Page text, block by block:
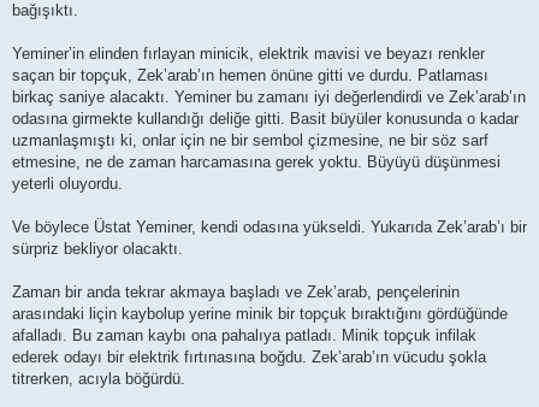
bağışıktı.
Yeminer’in elinden fırlayan minicik, elektrik mavisi ve beyazı renkler
saçan bir topçuk, Zek’arab’ın hemen önüne gitti ve durdu. Patlaması
birkaç saniye alacaktı. Yeminer bu zamanı iyi değerlendirdi ve Zek’arab’ın
odasına girmekte kullandığı deliğe gitti. Basit büyüler konusunda o kadar
uzmanlaşmıştı ki, onlar için ne bir sembol çizmesine, ne bir söz sarf
etmesine, ne de zaman harcamasına gerek yoktu. Büyüyü düşünmesi
yeterli oluyordu.
Ve böylece Üstat Yeminer, kendi odasına yükseldi. Yukarıda Zek’arab’ı bir
sürpriz bekliyor olacaktı.
Zaman bir anda tekrar akmaya başladı ve Zek’arab, pençelerinin
arasındaki liçin kaybolup yerine minik bir topçuk bıraktığını gördüğünde
afalladı. Bu zaman kaybı ona pahalıya patladı. Minik topçuk infilak
ederek odayı bir elektrik fırtınasına boğdu. Zek’arab’ın vücudu şokla
titrerken, acıyla böğürdü.